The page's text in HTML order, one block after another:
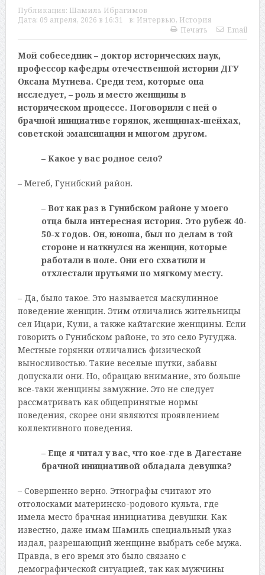
Публикация: Шамиль Ибрагимов
Дата: 09 апреля, 2026 в 16:31 в: Интервью, История
Печать
Email
Мой собеседник – доктор исторических наук,
профессор кафедры отечественной истории ДГУ
Оксана Мутиева. Среди тем, которые она
исследует, – роль и место женщины в
историческом процессе. Поговорили с ней о
брачной инициативе горянок, женщинах-шейхах,
советской эмансипации и многом другом.
– Какое у вас родное село?
– Мегеб, Гунибский район.
– Вот как раз в Гунибском районе у моего
отца была интересная история. Это рубеж 40-
50-х годов. Он, юноша, был по делам в той
стороне и наткнулся на женщин, которые
работали в поле. Они его схватили и
отхлестали прутьями по мягкому месту.
– Да, было такое. Это называется маскулинное
поведение женщин. Этим отличались жительницы
сел Ицари, Кули, а также кайтагские женщины. Если
говорить о Гунибском районе, то это село Ругуджа.
Местные горянки отличались физической
выносливостью. Такие веселые шутки, забавы
допускали они. Но, обращаю внимание, это больше
все-таки женщины замужние. Это не следует
рассматривать как общепринятые нормы
поведения, скорее они являются проявлением
коллективного поведения.
– Еще я читал у вас, что кое-где в Дагестане
брачной инициативой обладала девушка?
– Совершенно верно. Этнографы считают это
отголосками материнско-родового культа, где
имела место брачная инициатива девушки. Как
известно, даже имам Шамиль специальный указ
издал, разрешающий женщине выбрать себе мужа.
Правда, в его время это было связано с
демографической ситуацией, так как мужчины